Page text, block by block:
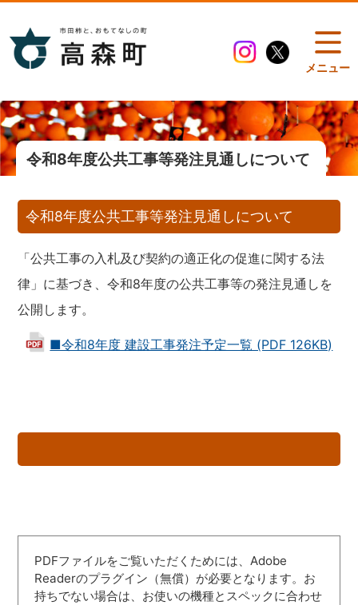
メニュー
令和8年度公共工事等発注見通しについて
令和8年度公共工事等発注見通しについて
「公共工事の入札及び契約の適正化の促進に関する法
律」に基づき、令和8年度の公共工事等の発注見通しを
公開します。
■令和8年度 建設工事発注予定一覧 (PDF 126KB)
PDFファイルをご覧いただくためには、Adobe
Readerのプラグイン（無償）が必要となります。お
持ちでない場合は、お使いの機種とスペックに合わせ